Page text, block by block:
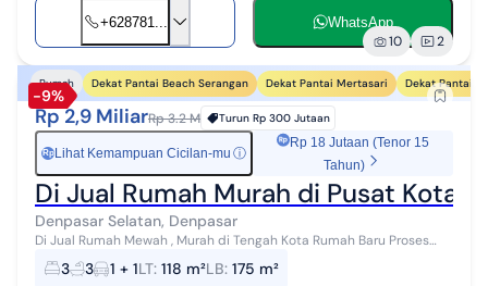
+628781... WhatsApp
10 2
-9%
Rumah Dekat Pantai Beach Serangan Dekat Pantai Mertasari Dekat Pantai
Rp 2,9 MiliarRp 3.2 M Turun Rp 300 Jutaan
Rp Lihat Kemampuan Cicilan-mu ⓘ
Rp 18 Jutaan (Tenor 15
Tahun)
Di Jual Rumah Murah di Pusat Kota
Denpasar Selatan, Denpasar
Di Jual Rumah Mewah , Murah di Tengah Kota Rumah Baru Proses
Pembangunan Sudah jadi 90% hanya 21 Unit kawasan Private semi
villa Lokasi sangat str...
3 3 1 + 1LT: 118 m²LB: 175 m²